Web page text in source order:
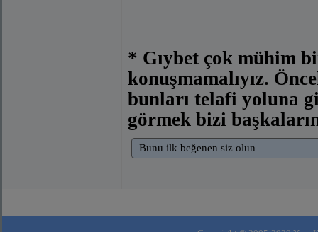
* Gıybet çok mühim
konuşmamalıyız.
bunları telafi yoluna
görmek bizi
Bunu ilk beğenen siz olun